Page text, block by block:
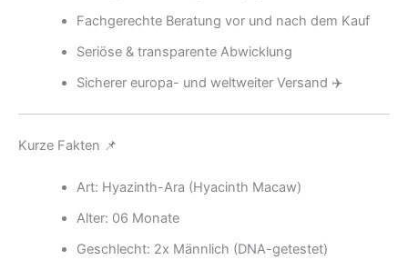
Fachgerechte Beratung vor und nach dem Kauf
Seriöse & transparente Abwicklung
Sicherer europa- und weltweiter Versand ✈️
Kurze Fakten 📌
Art: Hyazinth-Ara (Hyacinth Macaw)
Alter: 06 Monate
Geschlecht: 2x Männlich (DNA-getestet)